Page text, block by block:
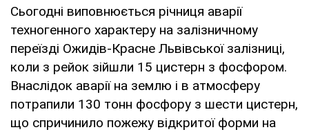
Сьогодні виповнюється річниця аварії
техногенного характеру на залізничному
переїзді Ожидів-Красне Львівської залізниці,
коли з рейок зійшли 15 цистерн з фосфором.
Внаслідок аварії на землю і в атмосферу
потрапили 130 тонн фосфору з шести цистерн,
що спричинило пожежу відкритої форми на